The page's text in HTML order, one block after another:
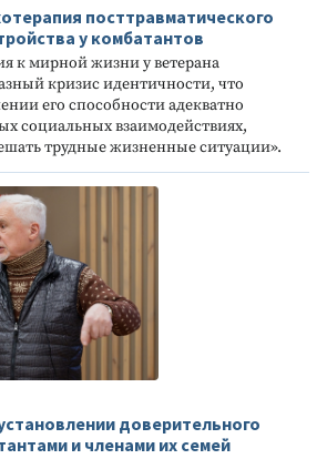
посттравматического
у комбатантов
к мирной жизни у ветерана
кризис идентичности, что
его способности адекватно
социальных взаимодействиях,
трудные жизненные ситуации».
доверительного
и членами их семей